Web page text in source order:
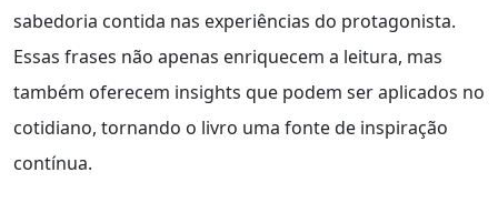
sabedoria contida nas experiências do protagonista.
Essas frases não apenas enriquecem a leitura, mas
também oferecem insights que podem ser aplicados no
cotidiano, tornando o livro uma fonte de inspiração
contínua.